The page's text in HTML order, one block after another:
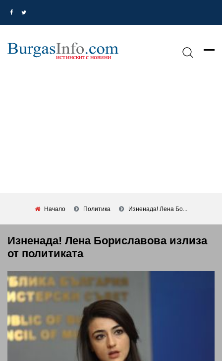
Начало Политика Изненада! Лена Бо...
Изненада! Лена Бориславова излиза
от политиката